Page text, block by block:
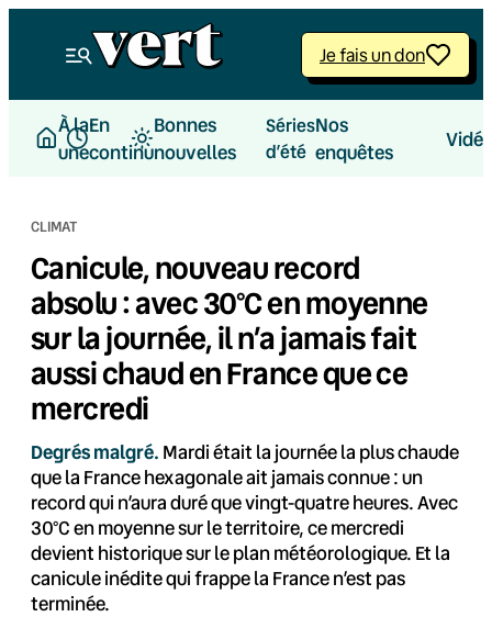
Je fais un don
À la
une
En
continu
Bonnes
nouvelles
Séries
d’été
Nos
enquêtes
CLIMAT
Canicule, nouveau record
absolu : avec 30°C en moyenne
sur la journée, il n’a jamais fait
aussi chaud en France que ce
mercredi
Degrés malgré. Mardi était la journée la plus chaude
que la France hexagonale ait jamais connue : un
record qui n’aura duré que vingt-quatre heures. Avec
30°C en moyenne sur le territoire, ce mercredi
devient historique sur le plan météorologique. Et la
canicule inédite qui frappe la France n’est pas
terminée.